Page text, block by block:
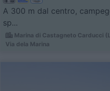
A 300 m dal centro,
sp...
Marina di Castagneto Carducci
Via dela Marina